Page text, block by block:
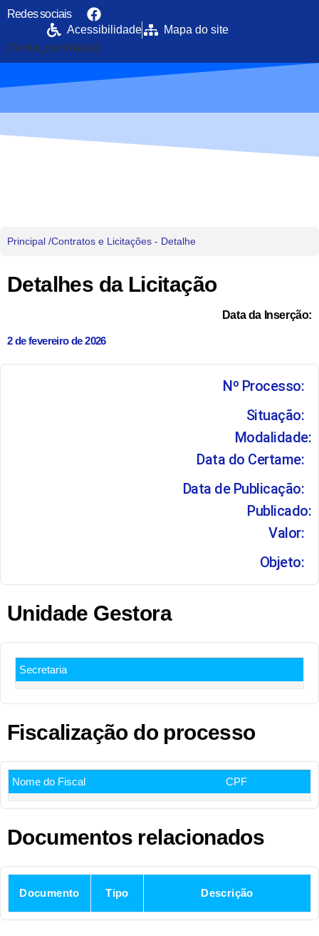
Redes sociais
Acessibilidade
Mapa do site
[fonte_contraste]
Principal /Contratos e Licitações - Detalhe
Detalhes da Licitação
Data da Inserção:
2 de fevereiro de 2026
Nº Processo:
Situação:
Modalidade:
Data do Certame:
Data de Publicação:
Publicado:
Valor:
Objeto:
Unidade Gestora
Secretaria
Fiscalização do processo
Nome do Fiscal CPF
Documentos relacionados
Documento Tipo Descrição